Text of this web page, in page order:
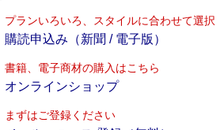
プランいろいろ、スタイルに合わせて選択
購読申込み（新聞 / 電子版）
書籍、電子商材の購入はこちら
オンラインショップ
まずはご登録ください